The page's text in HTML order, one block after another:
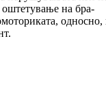
ош­тетување на бра­
од­носно,